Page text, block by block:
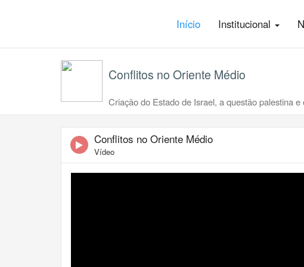
Início Institucional
Conflitos no Oriente Médio
Criação do Estado de Israel, a questão palestina
Conflitos no Oriente Médio
Vídeo